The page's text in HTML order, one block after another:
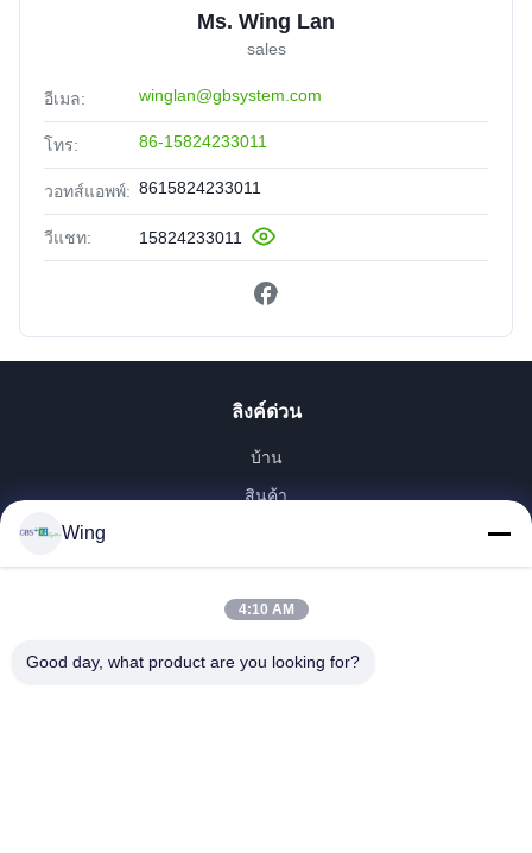
Ms. Wing Lan
sales
อีเมล: winglan@gbsystem.com
โทร: 86-15824233011
วอทส์แอพพ์: 8615824233011
วีแชท: 15824233011
ลิงค์ด่วน
บ้าน
สินค้า
รายการ VR
เกี่ยวกับเรา
Wing
4:10 AM
Good day, what product are you looking for?